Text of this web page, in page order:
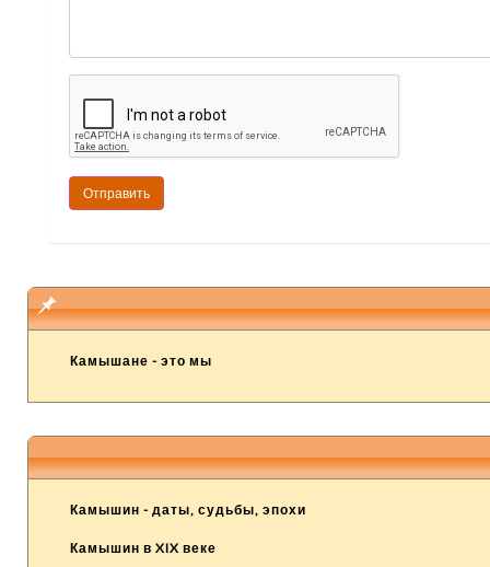
Камышане - это мы
Камышин - даты, судьбы, эпохи
Камышин в XIX веке